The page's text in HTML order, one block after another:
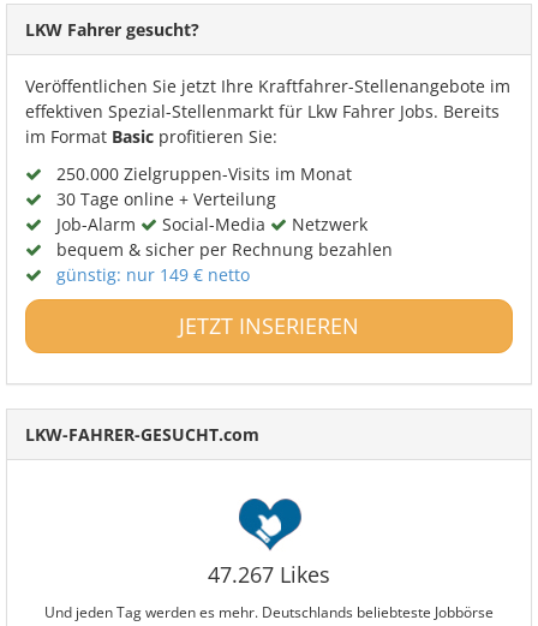
LKW Fahrer gesucht?
Veröffentlichen Sie jetzt Ihre Kraftfahrer-Stellenangebote im
effektiven Spezial-Stellenmarkt für Lkw Fahrer Jobs. Bereits
im Format Basic profitieren Sie:
250.000 Zielgruppen-Visits im Monat
30 Tage online + Verteilung
Job-Alarm
Social-Media
Netzwerk
bequem & sicher per Rechnung bezahlen
günstig: nur 149 € netto
JETZT INSERIEREN
LKW-FAHRER-GESUCHT.com
47.267 Likes
Und jeden Tag werden es mehr. Deutschlands beliebteste Jobbörse